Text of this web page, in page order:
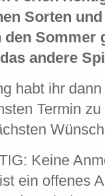
Sorten
Sommer
andere
habt ihr
Termin
Keine
ein offenes